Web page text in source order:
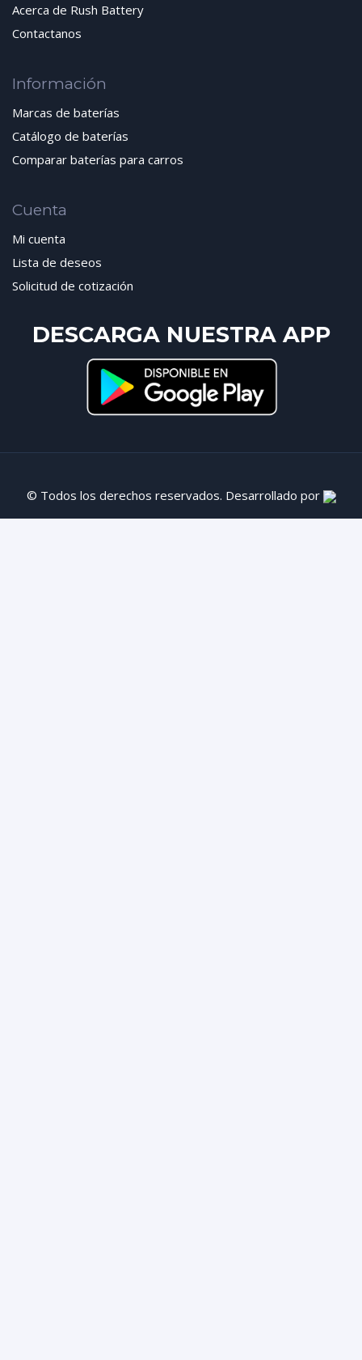
Acerca de Rush Battery
Contactanos
Información
Marcas de baterías
Catálogo de baterías
Comparar baterías para carros
Cuenta
Mi cuenta
Lista de deseos
Solicitud de cotización
DESCARGA NUESTRA APP
© Todos los derechos reservados. Desarrollado por